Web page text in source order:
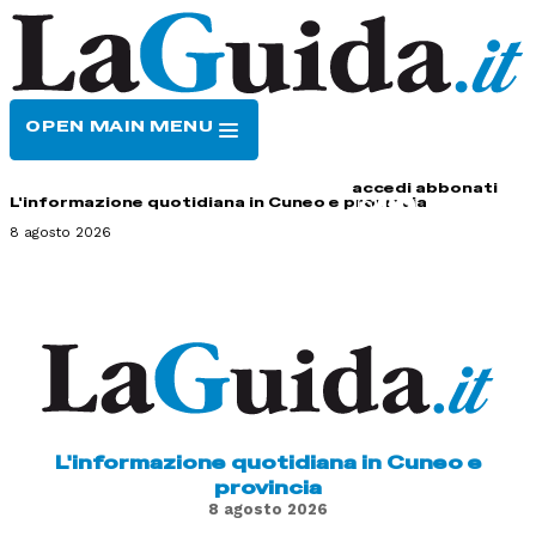
OPEN MAIN MENU
accedi abbonati
L'informazione quotidiana in Cuneo e provincia
8 agosto 2026
L'informazione quotidiana in Cuneo e
provincia
8 agosto 2026